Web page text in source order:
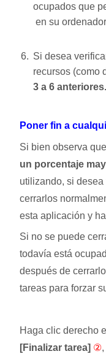
ocupados que
en su
Si desea
recursos (como
3 a 6 anteriores.
Poner fin a
Si bien observa
un porcentaje
utilizando, si
cerrarlos
esta aplicación y
Si no se puede
todavía está
después de
tareas para forzar
Haga clic derecho
[Finalizar tarea] ②